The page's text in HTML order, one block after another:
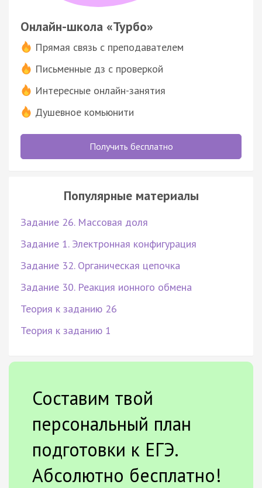
Онлайн-школа «Турбо»
Прямая связь с преподавателем
Письменные дз с проверкой
Интересные онлайн-занятия
Душевное комьюнити
Получить бесплатно
Популярные материалы
Задание 26. Массовая доля
Задание 1. Электронная конфигурация
Задание 32. Органическая цепочка
Задание 30. Реакция ионного обмена
Теория к заданию 26
Теория к заданию 1
Составим твой
персональный план
подготовки к ЕГЭ.
Абсолютно бесплатно!